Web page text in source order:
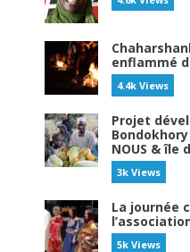
enflammé
4.4k Views
Projet
NOUS & île
3k Views
La journée
5k Views